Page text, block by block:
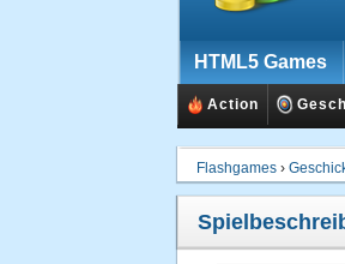
HTML5 Games
Action
Flashgames ›